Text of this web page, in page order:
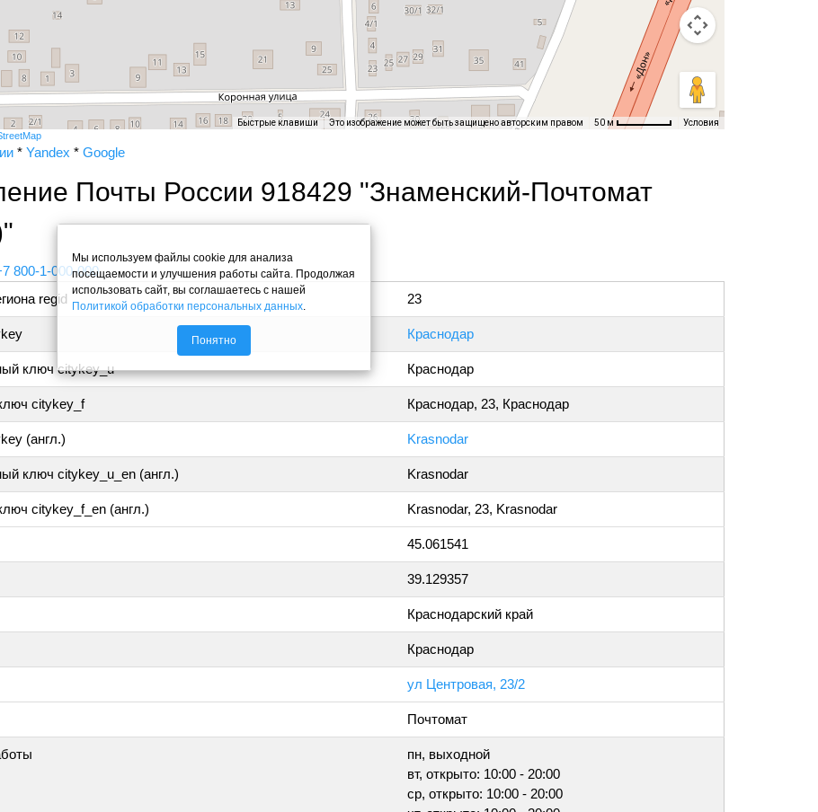
Быстрые клавиши Это изображение может быть защищено авторским правом 50 м Условия
* Yandex * Google
Почты России 918429 "Знаменский-Почтомат
800-1-000-000
regid
23
Краснодар
ключ citykey_u Краснодар
citykey_f Краснодар, 23, Краснодар
(англ.) Krasnodar
ключ citykey_u_en (англ.) Krasnodar
citykey_f_en (англ.) Krasnodar, 23, Krasnodar
45.061541
39.129357
Краснодарский край
Краснодар
ул Центровая, 23/2
Почтомат
пн, выходной
вт, открыто: 10:00 - 20:00
ср, открыто: 10:00 - 20:00
Мы используем файлы cookie для анализа
посещаемости и улучшения работы сайта. Продолжая
использовать сайт, вы соглашаетесь с нашей
Политикой обработки персональных данных
Понятно